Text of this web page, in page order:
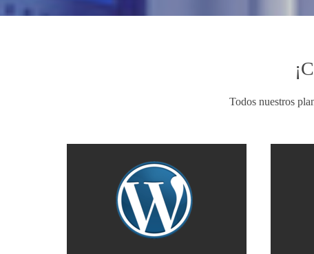
Todos nuestros